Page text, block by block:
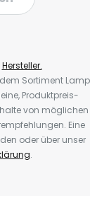
Hersteller.
Sortiment
Produktpreis-
von möglichen
Eine
oder über unser
.